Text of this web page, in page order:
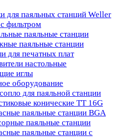
для паяльных станций Weller
фильтром
паяльные станции
паяльные станции
для печатных плат
настольные
иглы
оборудование
для паяльной станции
конические TT 16G
паяльные станции BGA
паяльные станции
паяльные станции с